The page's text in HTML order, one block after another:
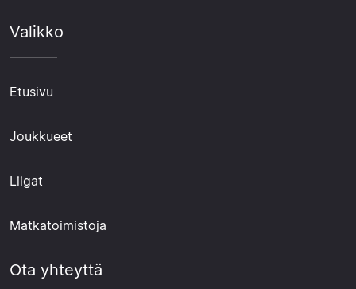
Valikko
Etusivu
Joukkueet
Liigat
Matkatoimistoja
Ota yhteyttä